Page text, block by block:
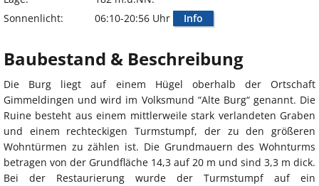
Sonnenlicht:
06:10-20:56 Uhr Info
Baubestand & Beschreibung
Die Burg liegt auf einem Hügel oberhalb der Ortschaft
Gimmeldingen und wird im Volksmund “Alte Burg“ genannt. Die
Ruine besteht aus einem mittlerweile stark verlandeten Graben
und einem rechteckigen Turmstumpf, der zu den größeren
Wohntürmen zu zählen ist. Die Grundmauern des Wohnturms
betragen von der Grundfläche 14,3 auf 20 m und sind 3,3 m dick.
Bei der Restaurierung wurde der Turmstumpf auf ein